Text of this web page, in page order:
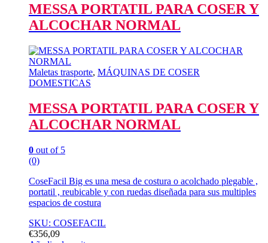
MESSA PORTATIL PARA COSER Y
ALCOCHAR NORMAL
Maletas trasporte, MÁQUINAS DE COSER
DOMESTICAS
MESSA PORTATIL PARA COSER Y
ALCOCHAR NORMAL
0 out of 5
(0)
CoseFacil Big es una mesa de costura o acolchado plegable ,
portatil , reubicable y con ruedas diseñada para sus multiples
espacios de costura
SKU: COSEFACIL
€356,09